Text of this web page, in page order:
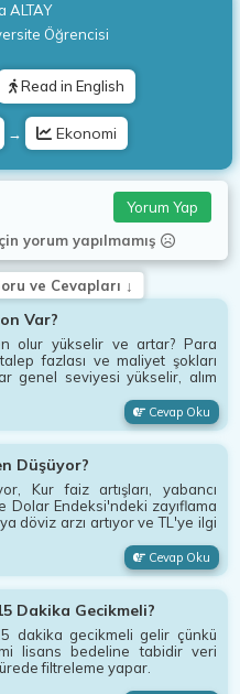
ALTAY
Öğrencisi
→ Ekonomi
Read in English
yorum yapılmamış
Yorum Yap
ve Cevapları ↓
Var?
olur yükselir ve artar? Para
fazlası ve maliyet şokları
genel seviyesi yükselir, alım
Cevap Oku
Düşüyor?
Kur faiz artışları, yabancı
Dolar Endeksi'ndeki zayıflama
döviz arzı artıyor ve TL'ye ilgi
Cevap Oku
Dakika Gecikmeli?
dakika gecikmeli gelir çünkü
lisans bedeline tabidir veri
filtreleme yapar.